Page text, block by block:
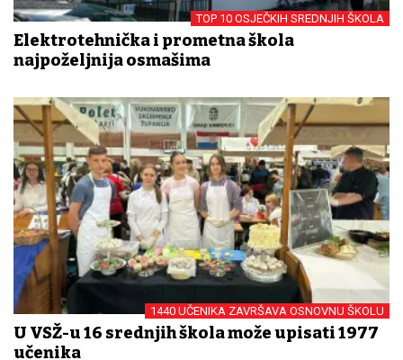
TOP 10 OSJEČKIH SREDNJIH ŠKOLA
Elektrotehnička i prometna škola
najpoželjnija osmašima
1440 UČENIKA ZAVRŠAVA OSNOVNU ŠKOLU
U VSŽ-u 16 srednjih škola može upisati 1977
učenika